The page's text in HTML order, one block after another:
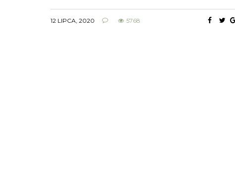
12 LIPCA, 2020 5768